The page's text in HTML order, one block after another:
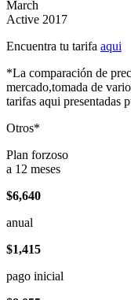
March
Active 2017
Encuentra tu tarifa aqui
*La comparación de
mercado,tomada de
tarifas aqui presentadas
Otros*
Plan forzoso
a 12 meses
$6,640
anual
$1,415
pago inicial